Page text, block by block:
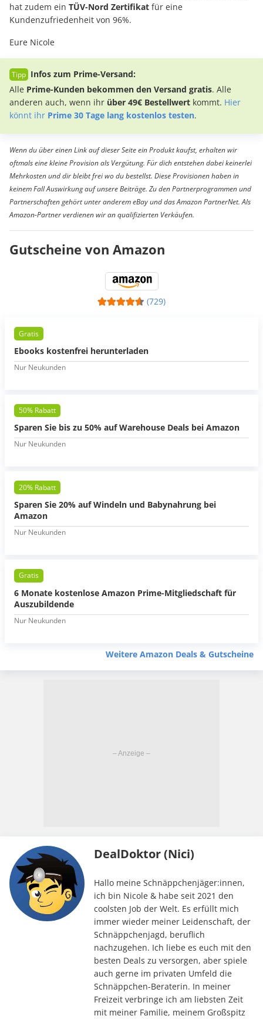
hat zudem ein TÜV-Nord Zertifikat für eine
Kundenzufriedenheit von 96%.
Eure Nicole
Infos zum Prime-Versand:
Alle Prime-Kunden bekommen den Versand gratis. Alle
anderen auch, wenn ihr über 49€ Bestellwert kommt. Hier
könnt ihr Prime 30 Tage lang kostenlos testen.
Wenn du über einen Link auf dieser Seite ein Produkt kaufst, erhalten wir
oftmals eine kleine Provision als Vergütung. Für dich entstehen dabei keinerlei
Mehrkosten und dir bleibt frei wo du bestellst. Diese Provisionen haben in
keinem Fall Auswirkung auf unsere Beiträge. Zu den Partnerprogrammen und
Partnerschaften gehört unter anderem eBay und das Amazon PartnerNet. Als
Amazon-Partner verdienen wir an qualifizierten Verkäufen.
Gutscheine von Amazon
(729)
Gratis
Ebooks kostenfrei herunterladen
Nur Neukunden
50% Rabatt
Sparen Sie bis zu 50% auf Warehouse Deals bei Amazon
Nur Neukunden
20% Rabatt
Sparen Sie 20% auf Windeln und Babynahrung bei
Amazon
Nur Neukunden
Gratis
6 Monate kostenlose Amazon Prime-Mitgliedschaft für
Auszubildende
Nur Neukunden
Weitere Amazon Deals & Gutscheine
DealDoktor (Nici)
Hallo meine Schnäppchenjäger:innen,
ich bin Nicole & habe seit 2021 den
coolsten Job der Welt. Es erfüllt mich
immer wieder meiner Leidenschaft, der
Schnäppchenjagd, beruflich
nachzugehen. Ich liebe es euch mit den
besten Deals zu versorgen, aber spiele
auch gerne im privaten Umfeld die
Schnäppchen-Beraterin. In meiner
Freizeit verbringe ich am liebsten Zeit
mit meiner Familie, meinem Großspitz